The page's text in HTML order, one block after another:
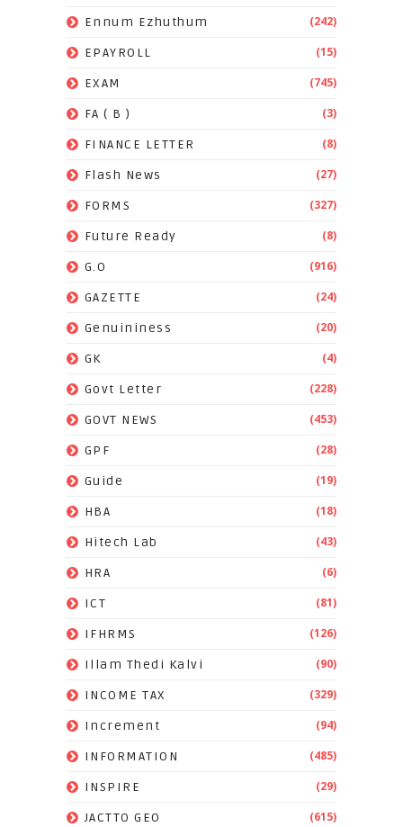
Ennum Ezhuthum (242)
EPAYROLL (15)
EXAM (745)
FA ( B ) (3)
FINANCE LETTER (8)
Flash News (27)
FORMS (327)
Future Ready (8)
G.O (916)
GAZETTE (24)
Genuininess (20)
GK (4)
Govt Letter (228)
GOVT NEWS (453)
GPF (28)
Guide (19)
HBA (18)
Hitech Lab (43)
HRA (6)
ICT (81)
IFHRMS (126)
Illam Thedi Kalvi (90)
INCOME TAX (329)
Increment (94)
INFORMATION (485)
INSPIRE (29)
JACTTO GEO (615)